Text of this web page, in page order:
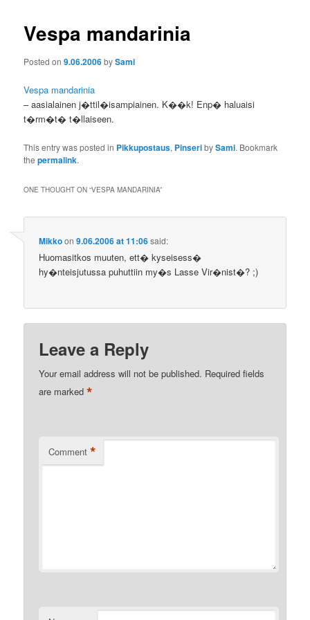
Vespa mandarinia
Posted on9.06.2006bySami
Vespa mandarinia
– aasialainen j�ttil�isampiainen. K��k! Enp� haluaisi
t�rm�t� t�llaiseen.
This entry was posted in Pikkupostaus, PinseribySami. Bookmark
thepermalink.
ONE THOUGHT ON “VESPA MANDARINIA”
Mikkoon9.06.2006 at 11:06said:
Huomasitkos muuten, ett� kyseisess�
hy�nteisjutussa puhuttiin my�s Lasse Vir�nist�? ;)
Leave a Reply
Your email address will not be published. Required fields
are marked*
Comment *